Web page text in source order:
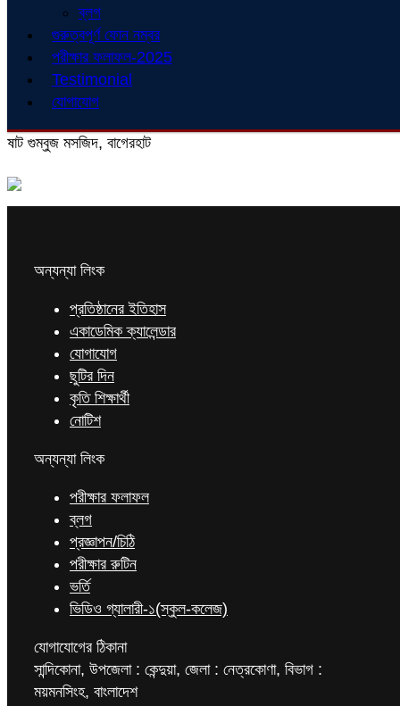
ব্লগ
গুরুত্বপূর্ণ ফোন নম্বর
পরীক্ষার ফলাফল-2025
Testimonial
যোগাযোগ
ষাট গুম্বুজ মসজিদ, বাগেরহাট
অন্যন্যা লিংক
প্রতিষ্ঠানের ইতিহাস
একাডেমিক ক্যালেন্ডার
যোগাযোগ
ছুটির দিন
কৃতি শিক্ষার্থী
নোটিশ
অন্যন্যা লিংক
পরীক্ষার ফলাফল
ব্লগ
প্রজ্ঞাপন/চিঠি
পরীক্ষার রুটিন
ভর্তি
ভিডিও গ্যালারী-১(স্কুল-কলেজ)
যোগাযোগের ঠিকানা
সান্দিকোনা, উপজেলা : কেন্দুয়া, জেলা : নেত্রকোণা, বিভাগ :
ময়মনসিংহ, বাংলাদেশ